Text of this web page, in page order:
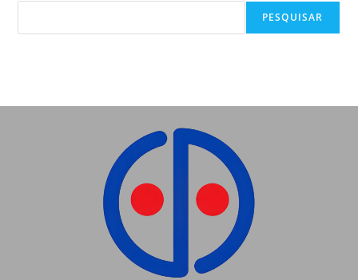
PESQUISAR